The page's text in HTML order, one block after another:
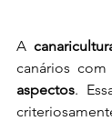
A
canários com
aspectos.